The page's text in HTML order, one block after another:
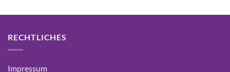
RECHTLICHES
Impressum